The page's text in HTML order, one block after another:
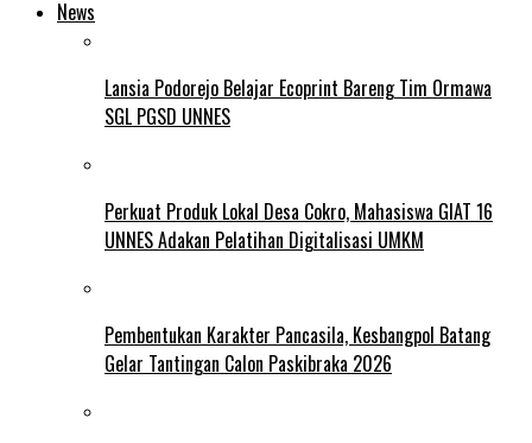
News
Lansia Podorejo Belajar Ecoprint Bareng Tim Ormawa
SGL PGSD UNNES
Perkuat Produk Lokal Desa Cokro, Mahasiswa GIAT 16
UNNES Adakan Pelatihan Digitalisasi UMKM
Pembentukan Karakter Pancasila, Kesbangpol Batang
Gelar Tantingan Calon Paskibraka 2026